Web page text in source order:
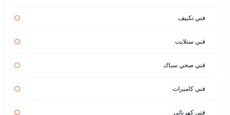
فني تكييف
فني ستلايت
فني صحي سباك
فني كاميرات
فني كهربائي